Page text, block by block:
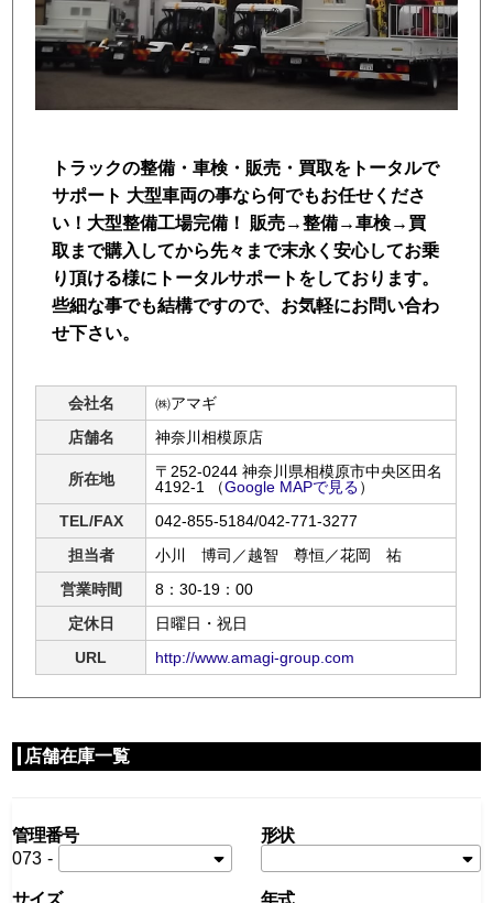
閲覧履歴
保存した検索条件
ログイン
トラックの整備・車検・販売・買取をトータルで
サポート 大型車両の事なら何でもお任せくださ
い！大型整備工場完備！ 販売→整備→車検→買
取まで購入してから先々まで末永く安心してお乗
り頂ける様にトータルサポートをしております。
些細な事でも結構ですので、お気軽にお問い合わ
せ下さい。
会社名
㈱アマギ
店舗名
神奈川相模原店
所在地
〒252-0244 神奈川県相模原市中央区田名
4192-1
（Google MAPで見る）
TEL/FAX
042-855-5184/042-771-3277
担当者
小川 博司／越智 尊恒／花岡 祐
営業時間
8：30-19：00
定休日
日曜日・祝日
URL
http://www.amagi-group.com
店舗在庫一覧
管理番号
073 -
形状
サイズ
年式